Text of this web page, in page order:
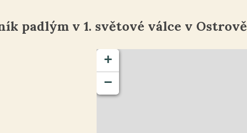
padlým v 1. světové válce v Ostrově
+
−